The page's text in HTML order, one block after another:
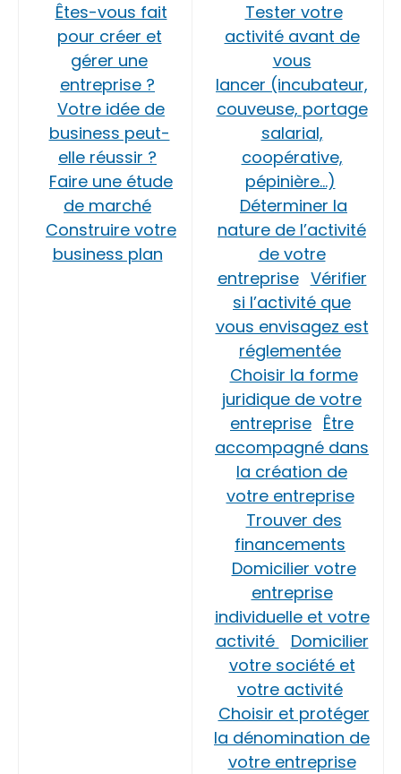
Êtes-vous fait
pour créer et
gérer une
entreprise ?
Votre idée de
business peut-
elle réussir ?
Faire une étude
de marché
Construire votre
business plan
Tester votre
activité avant de
vous
lancer (incubateur,
couveuse, portage
salarial,
coopérative,
pépinière…)
Déterminer la
nature de l’activité
de votre
entreprise Vérifier
si l’activité que
vous envisagez est
réglementée
Choisir la forme
juridique de votre
entreprise Être
accompagné dans
la création de
votre entreprise
Trouver des
financements
Domicilier votre
entreprise
individuelle et votre
activité
Domicilier
votre société et
votre activité
Choisir et protéger
la dénomination de
votre entreprise